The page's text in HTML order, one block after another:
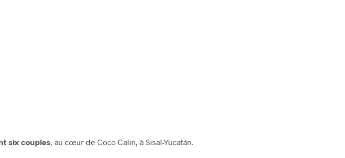
six couples , au cœur de Coco Calin, à Sisal-Yucatán.